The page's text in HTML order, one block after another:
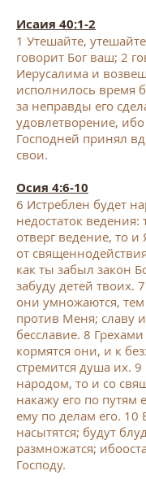
Исаия 40:1-2
1 Утешайте,
говорит Бог ваш; 2
Иерусалима и
исполнилось время
за неправды его
удовлетворение,
Господней принял
свои.
Осия 4:6-10
6 Истреблен будет
недостаток ведения:
отверг ведение, то и
от
как ты забыл закон
забуду детей твоих. 7
они умножаются,
против Меня; славу
бесславие. 8
кормятся они, и к
стремится душа их. 9
народом, то и со
накажу его по путям
ему по делам его. 10
насытятся; будут
размножатся;
Господу.